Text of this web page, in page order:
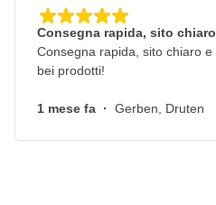
Consegna rapida, sito chiaro
Consegna rapida, sito chiaro e
bei prodotti!
1 mese fa · Gerben, Druten